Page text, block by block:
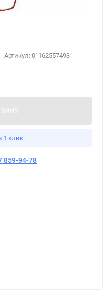
Артикул: 01162557493
1 клик
859-94-78